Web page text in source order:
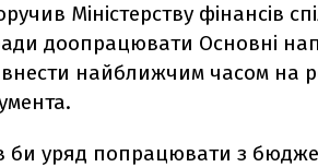
Міністерству фінансів
доопрацювати Основні
внести найближчим часом на
би уряд попрацювати з